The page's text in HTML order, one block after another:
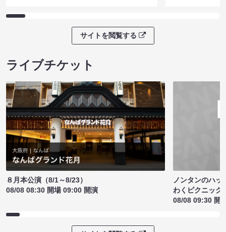
サイトを閲覧する
ライブチケット
８月本公演（8/1～8/23）
08/08 08:30 開場 09:00 開演
ノンタンのハッ
わくピクニック
08/08 09:30 開